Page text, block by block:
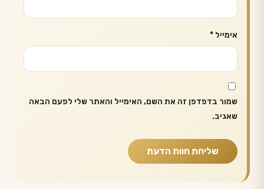
אימייל *
שמור בדפדפן זה את השם, האימייל והאתר שלי לפעם הבאה
שאגיב.